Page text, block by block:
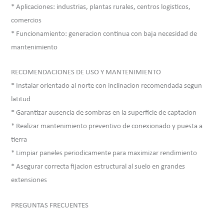
* Aplicaciones: industrias, plantas rurales, centros logisticos,
comercios
* Funcionamiento: generacion continua con baja necesidad de
mantenimiento
RECOMENDACIONES DE USO Y MANTENIMIENTO
* Instalar orientado al norte con inclinacion recomendada segun
latitud
* Garantizar ausencia de sombras en la superficie de captacion
* Realizar mantenimiento preventivo de conexionado y puesta a
tierra
* Limpiar paneles periodicamente para maximizar rendimiento
* Asegurar correcta fijacion estructural al suelo en grandes
extensiones
PREGUNTAS FRECUENTES